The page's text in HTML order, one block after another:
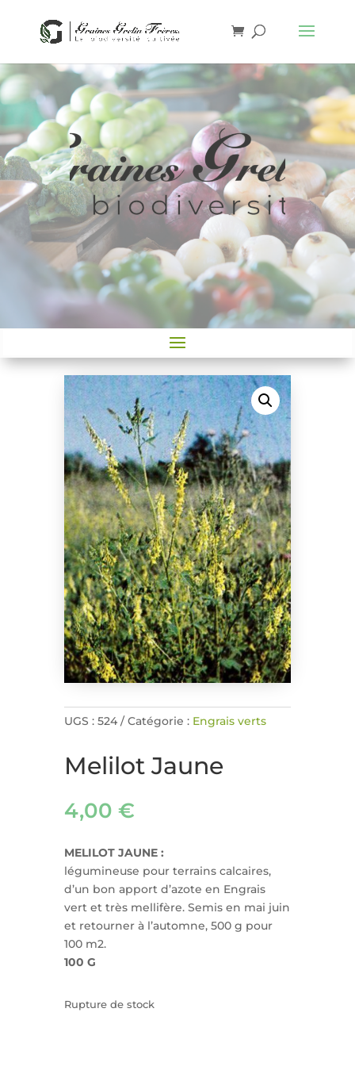
UGS : 524 Catégorie : Engrais verts
Melilot Jaune
4,00 €
MELILOT JAUNE :
légumineuse pour terrains calcaires,
d’un bon apport d’azote en Engrais
vert et très mellifère. Semis en mai juin
et retourner à l’automne, 500 g pour
100 m2.
100 G
Rupture de stock